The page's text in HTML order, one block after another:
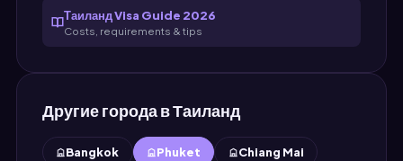
Таиланд Visa Guide 2026
Costs, requirements & tips
Другие города в Таиланд
Bangkok Phuket Chiang Mai